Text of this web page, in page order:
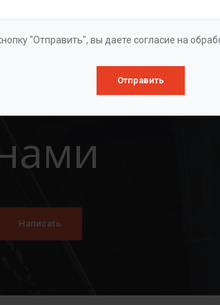
"Отправить", вы даете согласие на
Отправить
Написать